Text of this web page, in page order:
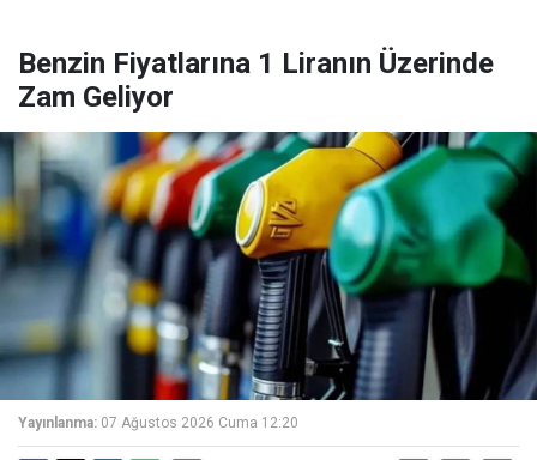
Benzin Fiyatlarına 1 Liranın Üzerinde
Zam Geliyor
Yayınlanma: 07 Ağustos 2026 Cuma 12:20